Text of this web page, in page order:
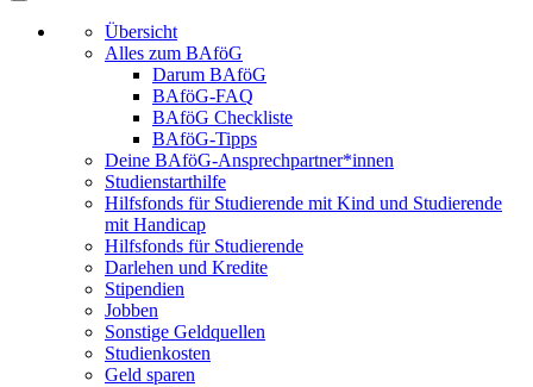
Übersicht
Alles zum BAföG
Darum BAföG
BAföG-FAQ
BAföG Checkliste
BAföG-Tipps
Deine BAföG-Ansprechpartner*innen
Studienstarthilfe
Hilfsfonds für Studierende mit Kind und Studierende
mit Handicap
Hilfsfonds für Studierende
Darlehen und Kredite
Stipendien
Jobben
Sonstige Geldquellen
Studienkosten
Geld sparen